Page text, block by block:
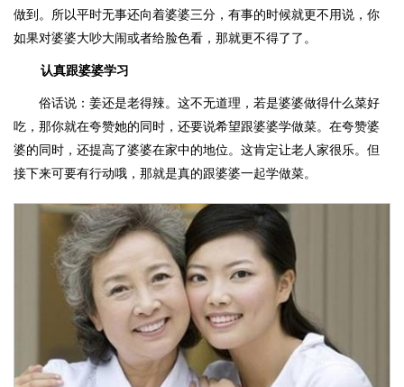
做到。所以平时无事还向着婆婆三分，有事的时候就更不用说，你
如果对婆婆大吵大闹或者给脸色看，那就更不得了了。
认真跟婆婆学习
俗话说：姜还是老得辣。这不无道理，若是婆婆做得什么菜好
吃，那你就在夸赞她的同时，还要说希望跟婆婆学做菜。在夸赞婆
婆的同时，还提高了婆婆在家中的地位。这肯定让老人家很乐。但
接下来可要有行动哦，那就是真的跟婆婆一起学做菜。